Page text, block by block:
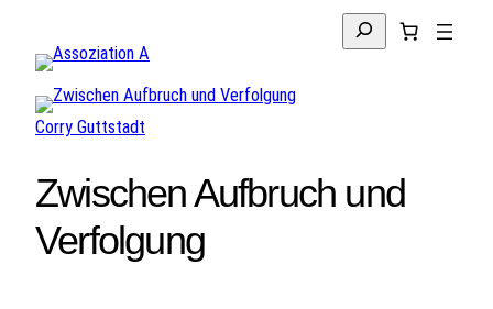
Suchen
Corry Guttstadt
Zwischen Aufbruch und
Verfolgung